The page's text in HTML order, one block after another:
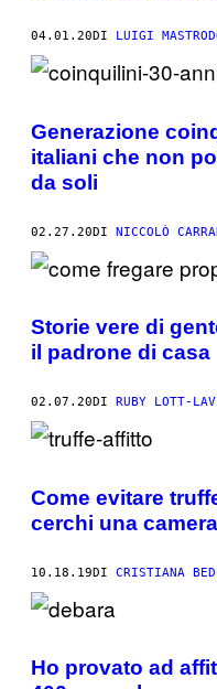
04.01.20DI LUIGI
Generazione
italiani che non
da soli
02.27.20DI NICCOLÒ
Storie vere di
il padrone di casa
02.07.20DI RUBY LOTT-
Come evitare
cerchi una
10.18.19DI CRISTIANA
Ho provato ad